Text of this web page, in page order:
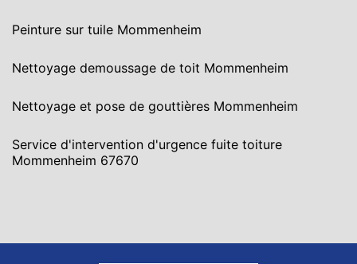
Peinture sur tuile Mommenheim
Nettoyage demoussage de toit Mommenheim
Nettoyage et pose de gouttières Mommenheim
Service d'intervention d'urgence fuite toiture
Mommenheim 67670